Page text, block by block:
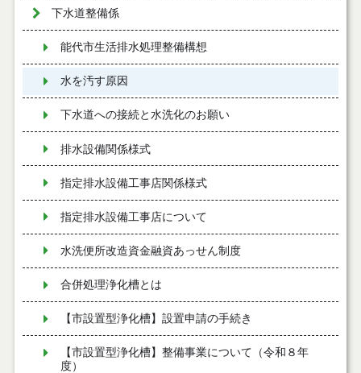
下水道整備係
能代市生活排水処理整備構想
水を汚す原因
下水道への接続と水洗化のお願い
排水設備関係様式
指定排水設備工事店関係様式
指定排水設備工事店について
水洗便所改造資金融資あっせん制度
合併処理浄化槽とは
【市設置型浄化槽】設置申請の手続き
【市設置型浄化槽】整備事業について（令和８年
度）